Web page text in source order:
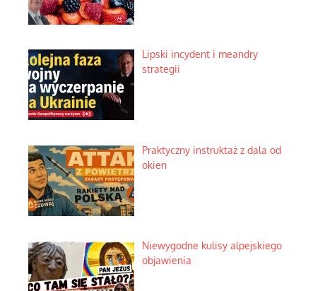
Lipski incydent i meandry
strategii
Praktyczny instruktaż z dala od
okien
Niewygodne kulisy alpejskiego
objawienia